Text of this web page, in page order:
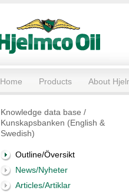
Home Products About
Knowledge data base /
Kunskapsbanken (English &
Swedish)
Outline/Översikt
News/Nyheter
Articles/Artiklar